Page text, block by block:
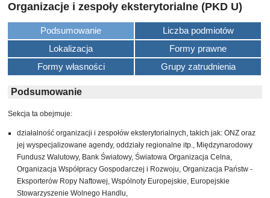
Organizacje i zespoły eksterytorialne (PKD U)
Podsumowanie
Liczba podmiotów
Lokalizacja
Formy prawne
Formy własności
Grupy zatrudnienia
Podsumowanie
Sekcja ta obejmuje:
działalność organizacji i zespołów eksterytorialnych, takich jak: ONZ oraz
jej wyspecjalizowane agendy, oddziały regionalne itp., Międzynarodowy
Fundusz Walutowy, Bank Światowy, Światowa Organizacja Celna,
Organizacja Współpracy Gospodarczej i Rozwoju, Organizacja Państw -
Eksporterów Ropy Naftowej, Wspólnoty Europejskie, Europejskie
Stowarzyszenie Wolnego Handlu,